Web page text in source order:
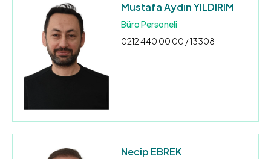
Mustafa Aydın YILDIRIM
Büro Personeli
0212 440 00 00 / 13308
Necip EBREK